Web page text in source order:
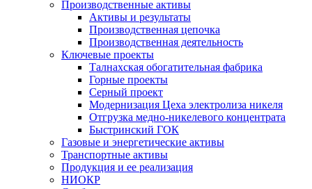
Производственные активы
Активы и результаты
Производственная цепочка
Производственная деятельность
Ключевые проекты
Талнахская обогатительная фабрика
Горные проекты
Серный проект
Модернизация Цеха электролиза никеля
Отгрузка медно-никелевого концентрата
Быстринский ГОК
Газовые и энергетические активы
Транспортные активы
Продукция и ее реализация
НИОКР